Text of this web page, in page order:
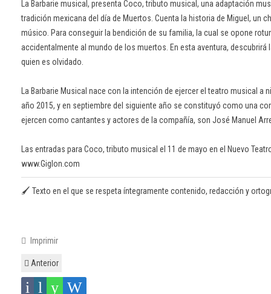
La Barbarie musical, presenta Coco, tributo musical, una adaptación
tradición mexicana del día de Muertos. Cuenta la historia de Miguel, un
músico. Para conseguir la bendición de su familia, la cual se opone
accidentalmente al mundo de los muertos. En esta aventura,
quien es olvidado.
La Barbarie Musical nace con la intención de ejercer el teatro musical
año 2015, y en septiembre del siguiente año se constituyó como una
ejercen como cantantes y actores de la compañía, son José Manuel
Las entradas para Coco, tributo musical el 11 de mayo en el Nuevo
www.Giglon.com
🖌️ Texto en el que se respeta íntegramente contenido, redacción y
Imprimir
Anterior